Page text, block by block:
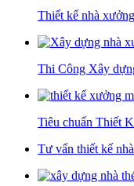
Thiết kế nhà
Thi Công Xây
Tiêu chuẩn Thiết
Tư vấn thiết kế